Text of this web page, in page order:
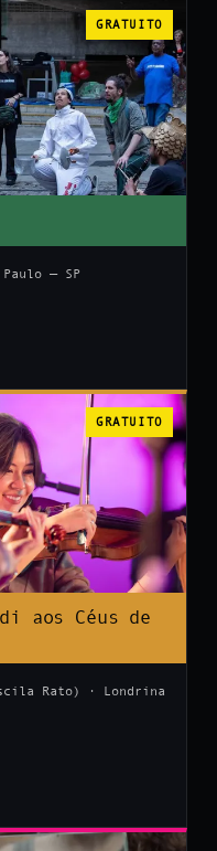
GRATUITO
— SP
GRATUITO
aos Céus de
Rato) · Londrina